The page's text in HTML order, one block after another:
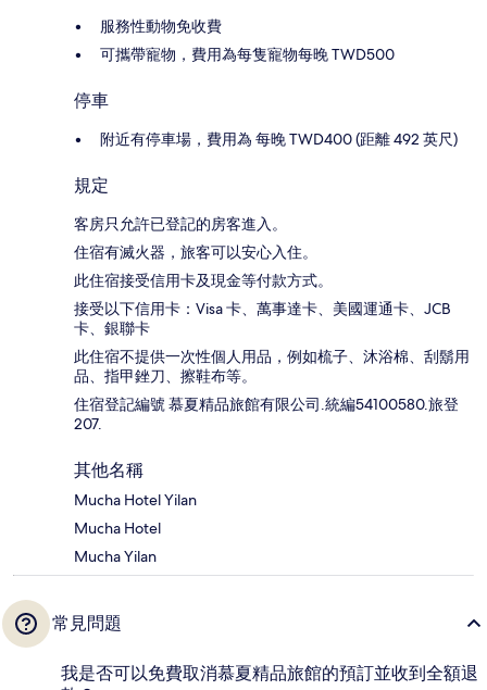
服務性動物免收費
可攜帶寵物，費用為每隻寵物每晚 TWD500
停車
附近有停車場，費用為 每晚 TWD400 (距離 492 英尺)
規定
客房只允許已登記的房客進入。
住宿有滅火器，旅客可以安心入住。
此住宿接受信用卡及現金等付款方式。
接受以下信用卡：Visa 卡、萬事達卡、美國運通卡、JCB
卡、銀聯卡
此住宿不提供一次性個人用品，例如梳子、沐浴棉、刮鬍用
品、指甲銼刀、擦鞋布等。
住宿登記編號 慕夏精品旅館有限公司.統編54100580.旅登
207.
其他名稱
Mucha Hotel Yilan
Mucha Hotel
Mucha Yilan
常見問題
我是否可以免費取消慕夏精品旅館的預訂並收到全額退